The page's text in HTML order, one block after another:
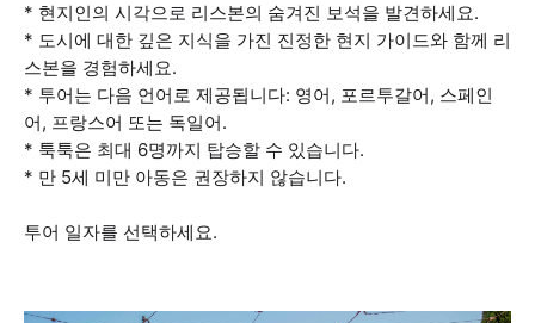
* 현지인의 시각으로 리스본의 숨겨진 보석을 발견하세요.
* 도시에 대한 깊은 지식을 가진 진정한 현지 가이드와 함께 리
스본을 경험하세요.
* 투어는 다음 언어로 제공됩니다: 영어, 포르투갈어, 스페인
어, 프랑스어 또는 독일어.
* 툭툭은 최대 6명까지 탑승할 수 있습니다.
* 만 5세 미만 아동은 권장하지 않습니다.
투어 일자를 선택하세요.